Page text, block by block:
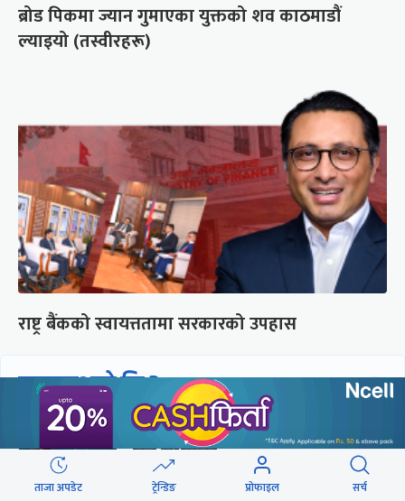
ब्रोड पिकमा ज्यान गुमाएका युक्तको शव काठमाडौं
ल्याइयो (तस्वीरहरू)
राष्ट्र बैंकको स्वायत्ततामा सरकारको उपहास
छुटाउनुभयो कि ?
संसद्लाई टेर्दैनन् प्रधानमन्त्री, लाचार
छन् सभामुख
ताजा अपडेट ट्रेन्डिङ प्रोफाइल सर्च